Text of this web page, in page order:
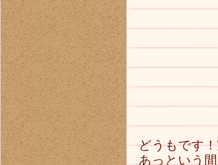
どうもです
あっという